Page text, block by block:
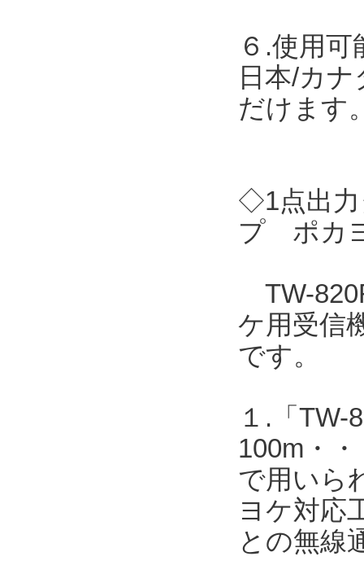
６.使用可
日本/カ
だけます
◇1点出力
プ ポカ
TW-
ケ用受信
です。
１.「TW-
100m・
で用いら
ヨケ対応
との無線